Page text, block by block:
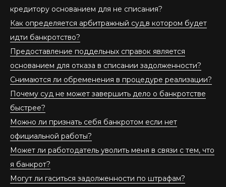
кредитору основанием для не списания?
Как определяется арбитражный суд,в котором будет
идти банкротство?
Предоставление поддельных справок является
основанием для отказа в списании задолженности?
Снимаются ли обременения в процедуре реализации?
Почему суд не может завершить дело о банкротстве
быстрее?
Можно ли признать себя банкротом если нет
официальной работы?
Может ли работодатель уволить меня в связи с тем, что
я банкрот?
Могут ли гаситься задолженности по штрафам?